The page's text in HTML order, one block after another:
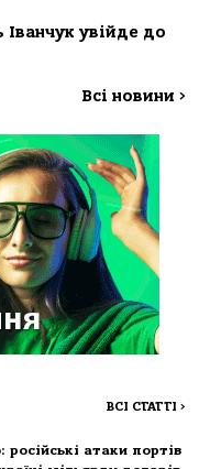
увійде до
Всі новини >
ВСІ СТАТТІ >
атаки портів